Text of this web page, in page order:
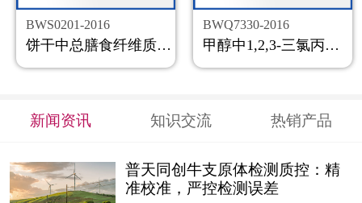
BWS0201-2016
饼干中总膳食纤维质控样品
BWQ7330-2016
甲醇中1,2,3-三氯丙烷溶液标准物质
新闻资讯 知识交流 热销产品
普天同创牛支原体检测质控：精
准校准，严控检测误差